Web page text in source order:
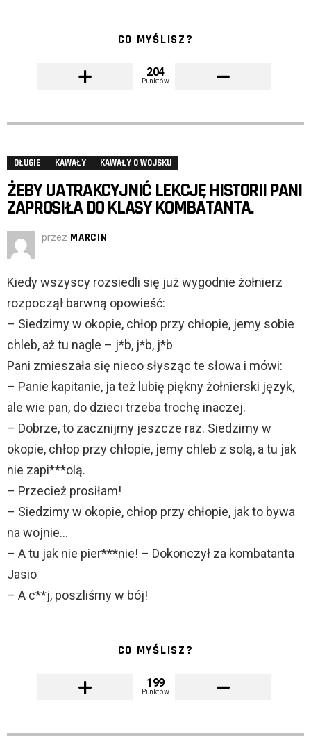
CO MYŚLISZ?
204
Punktów
DŁUGIE KAWAŁY KAWAŁY O WOJSKU
ŻEBY UATRAKCYJNIĆ LEKCJĘ HISTORII PANI
ZAPROSIŁA DO KLASY KOMBATANTA.
przez MARCIN
Kiedy wszyscy rozsiedli się już wygodnie żołnierz
rozpoczął barwną opowieść:
– Siedzimy w okopie, chłop przy chłopie, jemy sobie
chleb, aż tu nagle – j*b, j*b, j*b
Pani zmieszała się nieco słysząc te słowa i mówi:
– Panie kapitanie, ja też lubię piękny żołnierski język,
ale wie pan, do dzieci trzeba trochę inaczej.
– Dobrze, to zacznijmy jeszcze raz. Siedzimy w
okopie, chłop przy chłopie, jemy chleb z solą, a tu jak
nie zapi***olą.
– Przecież prosiłam!
– Siedzimy w okopie, chłop przy chłopie, jak to bywa
na wojnie…
– A tu jak nie pier***nie! – Dokonczył za kombatanta
Jasio
– A c**j, poszliśmy w bój!
CO MYŚLISZ?
199
Punktów